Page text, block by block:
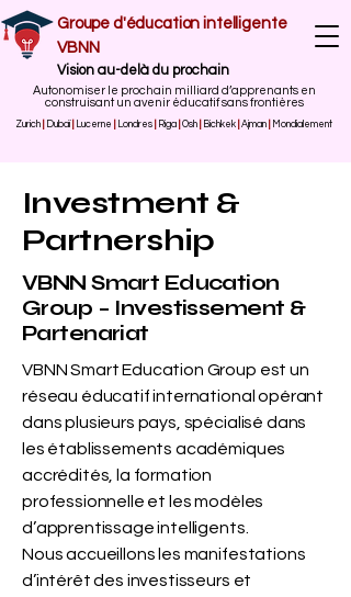
Groupe d'éducation intelligente
VBNN
Vision au-delà du prochain
Autonomiser le prochain milliard d’apprenants en
construisant un avenir éducatif sans frontières
Zurich Dubaï Lucerne Londres Riga Osh Bichkek Ajman Mondialement
Investment &
Partnership
VBNN Smart Education
Group – Investissement &
Partenariat
VBNN Smart Education Group est un
réseau éducatif international opérant
dans plusieurs pays, spécialisé dans
les établissements académiques
accrédités, la formation
professionnelle et les modèles
d’apprentissage intelligents.
Nous accueillons les manifestations
d’intérêt des investisseurs et